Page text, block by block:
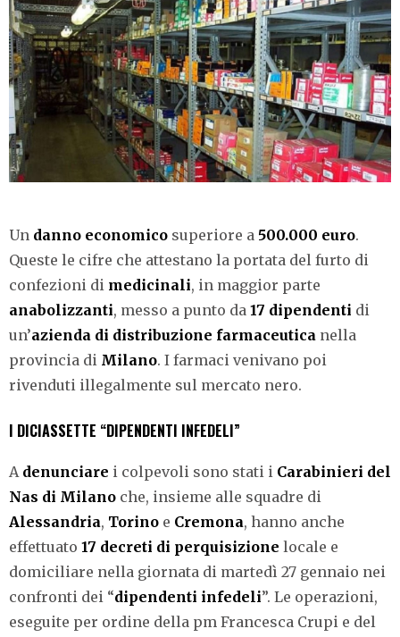
Un danno economico superiore a 500.000 euro.
Queste le cifre che attestano la portata del furto di
confezioni di medicinali, in maggior parte
anabolizzanti, messo a punto da 17 dipendenti di
un’azienda di distribuzione farmaceutica nella
provincia di Milano. I farmaci venivano poi
rivenduti illegalmente sul mercato nero.
I DICIASSETTE “DIPENDENTI INFEDELI”
A denunciare i colpevoli sono stati i Carabinieri del
Nas di Milano che, insieme alle squadre di
Alessandria, Torino e Cremona, hanno anche
effettuato 17 decreti di perquisizione locale e
domiciliare nella giornata di martedì 27 gennaio nei
confronti dei “dipendenti infedeli”. Le operazioni,
eseguite per ordine della pm Francesca Crupi e del